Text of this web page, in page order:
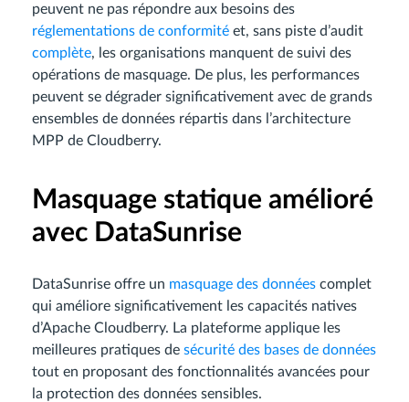
peuvent ne pas répondre aux besoins des
réglementations de conformité et, sans piste d’audit
complète, les organisations manquent de suivi des
opérations de masquage. De plus, les performances
peuvent se dégrader significativement avec de grands
ensembles de données répartis dans l’architecture
MPP de Cloudberry.
Masquage statique amélioré
avec DataSunrise
DataSunrise offre un masquage des données complet
qui améliore significativement les capacités natives
d’Apache Cloudberry. La plateforme applique les
meilleures pratiques de sécurité des bases de données
tout en proposant des fonctionnalités avancées pour
la protection des données sensibles.